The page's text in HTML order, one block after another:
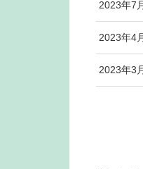
2023年7
2023年4
2023年3